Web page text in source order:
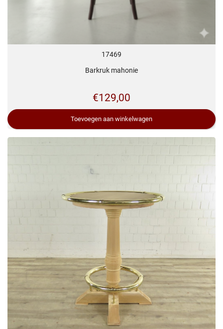
17469
Barkruk mahonie
€129,00
Toevoegen aan winkelwagen